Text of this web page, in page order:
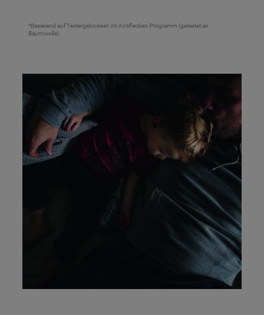
*Basierend auf Testergebnissen im Antiflecken-Programm (getestet an
Baumwolle)